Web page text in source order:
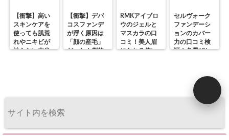
【衝撃】高い
スキンケアを
使っても肌荒
れやニキビが
治らない本当
【衝撃】デパ
コスファンデ
が浮く原因は
「顔の産毛」
だった！劇的
RMKアイブロ
ウのジェルと
マスカラの口
コミ！美人眉
になれる使い
セルヴォーク
ファンデーシ
ョンのカバー
力の口コミ検
証！色選びと